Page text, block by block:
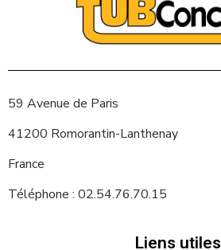
59 Avenue de Paris
41200 Romorantin-Lanthenay
France
Téléphone : 02.54.76.70.15
Liens utiles